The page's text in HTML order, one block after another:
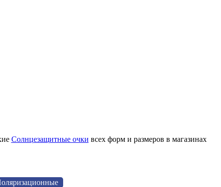
Солнцезащитные очки всех форм и размеров в магазинах